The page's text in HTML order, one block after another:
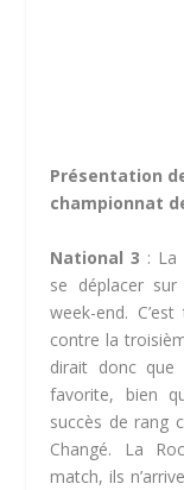
Présentation
championnat
National 3 : La
se déplacer sur
week-end.
contre la
dirait donc que
favorite, bien
succès de rang
Changé. La
match, ils